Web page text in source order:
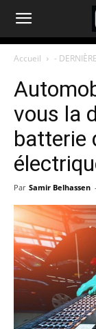
Accueil -
vous la
batterie
Par Samir Belhassen -